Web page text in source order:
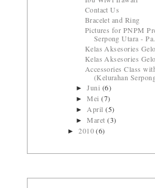
Contact Us
Bracelet and Ring
Pictures for PNPM
Serpong Utara -
Kelas Aksesories
Kelas Aksesories
Accessories Class
(Kelurahan
►Juni (6)
►Mei(7)
► April(5)
►Maret(3)
►2010(6)